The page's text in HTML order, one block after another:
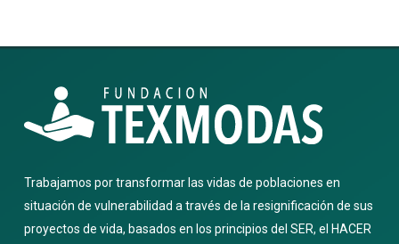
Trabajamos por transformar las vidas de poblaciones en
situación de vulnerabilidad a través de la resignificación de sus
proyectos de vida, basados en los principios del SER, el HACER